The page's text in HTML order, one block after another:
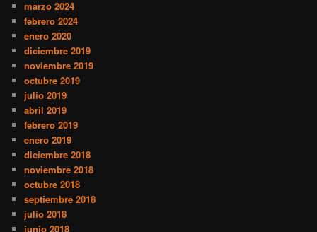
marzo 2024
febrero 2024
enero 2020
diciembre 2019
noviembre 2019
octubre 2019
julio 2019
abril 2019
febrero 2019
enero 2019
diciembre 2018
noviembre 2018
octubre 2018
septiembre 2018
julio 2018
junio 2018